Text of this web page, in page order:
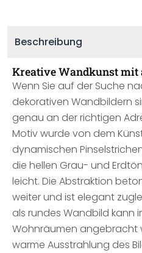
Beschreibung
Kreative Wandkunst
Wenn Sie auf der Suche
dekorativen Wandbildern
genau an der richtigen
Motiv wurde von dem
dynamischen
die hellen Grau- und
leicht. Die Abstraktion
weiter und ist elegant
als rundes Wandbild kann
Wohnräumen angebracht
warme Ausstrahlung des